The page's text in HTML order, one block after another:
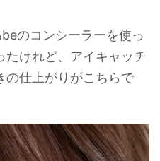
のコンシーラーを使っ
たけれど、アイキャッチ
の仕上がりがこちらで